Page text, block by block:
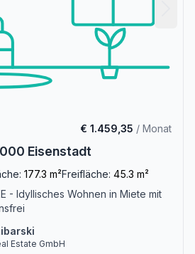
€ 1.459,35 / Monat
Eisenstadt
177.3 m²Freifläche: 45.3 m²
- Idyllisches Wohnen in Miete mit
Estate GmbH